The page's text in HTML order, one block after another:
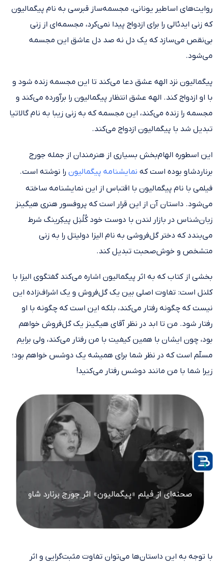
روایت‌های اساطیر یونانی، مجسمه‌ساز قبرسی به نام پیگمالیون
که زنی ایدئالی را برای ازدواج پیدا نمی‌کرد، مجسمه‌ای از زنی
بی‌نقص می‌سازد که یک دل نه صد دل عاشق این مجسمه
می‌شود.
پیگمالیون نزد الهه عشق دعا می‌کند تا این مجسمه زنده شود و
با او ازدواج کند. الهه عشق انتظار پیگمالیون را برآورده می‌کند و
مجسمه را زنده می‌کند، این مجسمه که به زنی زیبا به نام گالاتیا
تبدیل شد با پیگمالیون ازدواج می‌کند.
این اسطوره الهام‌بخش بسیاری از هنرمندان از جمله جورج
برناردشاو بوده است که نمایشنامه‌ پیگمالیون را نوشته است.
فیلمی با نام پیگمالیون با اقتباس از این نمایشنامه ساخته
می‌شود. داستان آن از این‌ قرار است که پروفسور هنری هیگینز
زبان‌شناس در بازار لندن با دوست خود کُلُنِل پیکِرینگ شرط
می‌بندد که دختر گل‌فروشی به نام الیزا دولیتل را به زنی
متشخص و خوش‌صحبت تبدیل کند.
بخشی از کتاب که به اثر پیگمالیون اشاره می‌کند گفتگوی الیزا با
کلنل است: تفاوت اصلی بین یک گل‌فروش و یک اشراف‌زاده این
نیست که‌ چگونه رفتار می‌کند، بلکه این است که چگونه با او
رفتار شود. من تا ابد در نظر آقای هیگینز یک‌ گل‌فروش خواهم
بود، چون ایشان با همین کیفیت با من رفتار می‌کند، ولی برایم
مسلّم است که در نظر شما برای همیشه یک دوشس خواهم بود؛
زیرا شما با من مانند دوشس رفتار می‌کنید!
با توجه به این داستان‌ها می‌توان تفاوت مثبت‌گرایی و اثر